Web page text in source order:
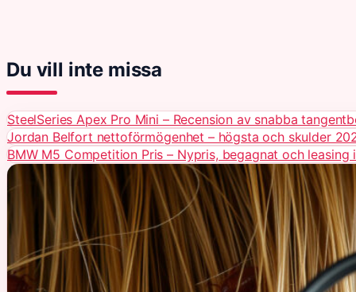
Du vill inte missa
SteelSeries Apex Pro Mini – Recension av snabba
Jordan Belfort nettoförmögenhet – högsta och skulder
BMW M5 Competition Pris – Nypris, begagnat och leasing